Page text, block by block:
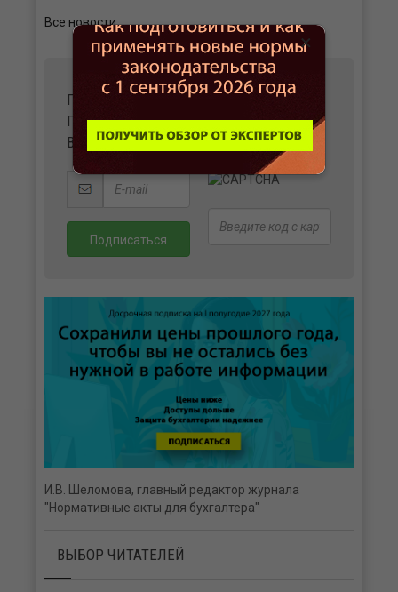
Все новости
ПОЛУЧАЙТЕ ВАЖНЫЕ НОВОСТИ И
ПОЛЕЗНЫЕ МАТЕРИАЛЫ
В УДОБНОМ ФОРМАТЕ НА ВАШУ ПОЧТУ
И.В. Шеломова, главный редактор журнала
"Нормативные акты для бухгалтера"
ВЫБОР ЧИТАТЕЛЕЙ
×